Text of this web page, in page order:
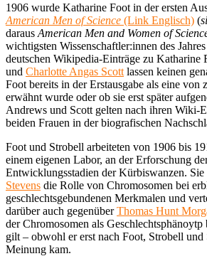
1906 wurde Katharine Foot in der ersten
American Men of Science (Link Englisch) (
daraus American Men and Women of
wichtigsten Wissenschaftler:innen des
deutschen Wikipedia-Einträge zu Katharine
und Charlotte Angas Scott lassen keinen
Foot bereits in der Erstausgabe als eine von
erwähnt wurde oder ob sie erst später
Andrews und Scott gelten nach ihren Wiki-
beiden Frauen in der biografischen
Foot und Strobell arbeiteten von 1906 bis
einem eigenen Labor, an der Erforschung
Entwicklungsstadien der Kürbiswanzen. Sie
Stevens die Rolle von Chromosomen bei
geschlechtsgebundenen Merkmalen und
darüber auch gegenüberThomas Hunt
der Chromosomen als Geschlechtsphänoytp
gilt – obwohl er erst nach Foot, Strobell und
Meinung kam.